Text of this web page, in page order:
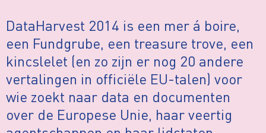
DataHarvest 2014 is een mer á boire,
een Fundgrube, een treasure trove, een
kincslelet (en zo zijn er nog 20 andere
vertalingen in officiële EU-talen) voor
wie zoekt naar data en documenten
over de Europese Unie, haar veertig